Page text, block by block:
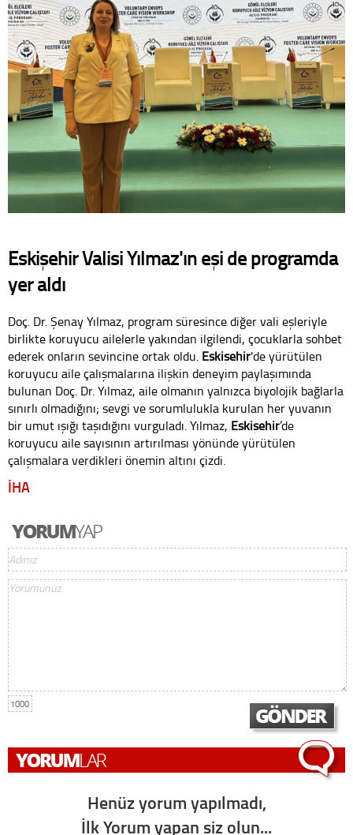
Eskişehir Valisi Yılmaz'ın eşi de programda
yer aldı
Doç. Dr. Şenay Yılmaz, program süresince diğer vali eşleriyle
birlikte koruyucu ailelerle yakından ilgilendi, çocuklarla sohbet
ederek onların sevincine ortak oldu. Eskişehir'de yürütülen
koruyucu aile çalışmalarına ilişkin deneyim paylaşımında
bulunan Doç. Dr. Yılmaz, aile olmanın yalnızca biyolojik bağlarla
sınırlı olmadığını; sevgi ve sorumlulukla kurulan her yuvanın
bir umut ışığı taşıdığını vurguladı. Yılmaz, Eskişehir’de
koruyucu aile sayısının artırılması yönünde yürütülen
çalışmalara verdikleri önemin altını çizdi.
İHA
1000
Henüz yorum yapılmadı,
İlk Yorum yapan siz olun...